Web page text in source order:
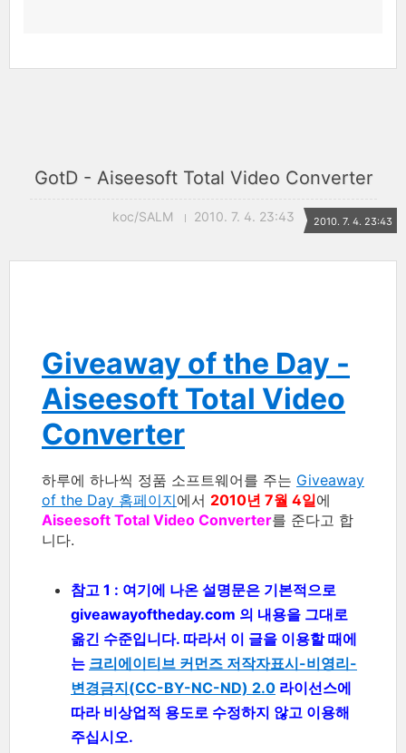
GotD - Aiseesoft Total Video Converter
koc/SALM 2010. 7. 4. 23:43 2010. 7. 4. 23:43
Giveaway of the Day -
Aiseesoft Total Video
Converter
하루에 하나씩 정품 소프트웨어를 주는 Giveaway
of the Day 홈페이지에서 2010년 7월 4일에
Aiseesoft Total Video Converter를 준다고 합
니다.
참고 1 : 여기에 나온 설명문은 기본적으로
giveawayoftheday.com 의 내용을 그대로
옮긴 수준입니다. 따라서 이 글을 이용할 때에
는 크리에이티브 커먼즈 저작자표시-비영리-
변경금지(CC-BY-NC-ND) 2.0 라이선스에
따라 비상업적 용도로 수정하지 않고 이용해
주십시오.